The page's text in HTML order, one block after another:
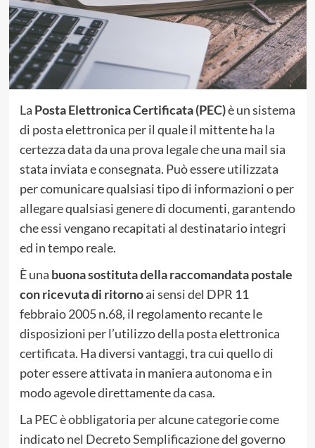
La Posta Elettronica Certificata (PEC)è un sistema
di posta elettronica per il quale il mittente ha la
certezza data da una prova legale che una mail sia
stata inviata e consegnata. Può essere utilizzata
per comunicare qualsiasi tipo di informazioni o per
allegare qualsiasi genere di documenti, garantendo
che essi vengano recapitati al destinatario integri
ed in tempo reale.
È una buona sostituta della raccomandata postale
con ricevuta di ritornoai sensi del DPR 11
febbraio 2005 n.68, il regolamento recante le
disposizioni per l’utilizzo della posta elettronica
certificata. Ha diversi vantaggi, tra cui quello di
poter essere attivata in maniera autonoma e in
modo agevole direttamente da casa.
La PEC è obbligatoria per alcune categorie come
indicato nel Decreto Semplificazione del governo